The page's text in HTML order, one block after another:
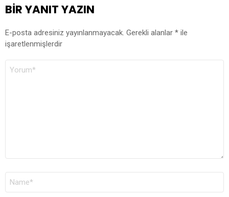
BIR YANIT YAZIN
E-posta adresiniz yayınlanmayacak. Gerekli alanlar * ile
işaretlenmişlerdir
YORUM
AD